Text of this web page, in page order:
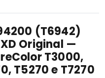
(T6942)
Original —
T3000,
T5270 e T7270